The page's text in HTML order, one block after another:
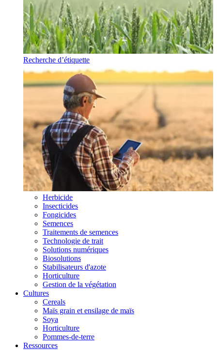
Recherche d’étiquette
Herbicide
Insecticides
Fongicides
Semences
Traitements de semences
Technologie de trait
Solutions numériques
Biosolutions
Stabilisateurs d'azote
Horticulture
Gestion de la végétation
Cultures
Cereals
Maïs grain et ensilage de maïs
Soya
Horticulture
Pommes-de-terre
Ressources